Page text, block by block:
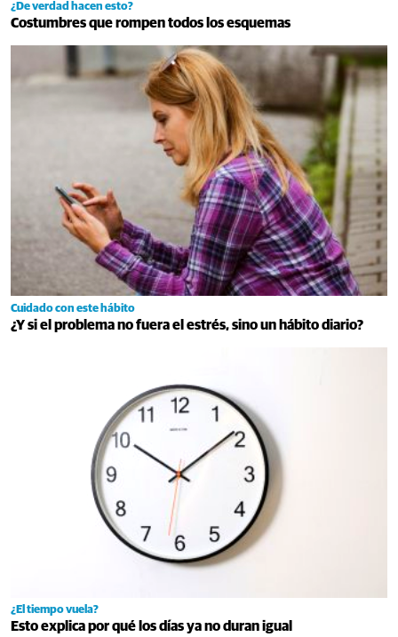
¿De verdad hacen esto?
Costumbres que rompen todos los esquemas
Cuidado con este hábito
¿Y si el problema no fuera el estrés, sino un hábito diario?
¿El tiempo vuela?
Esto explica por qué los días ya no duran igual